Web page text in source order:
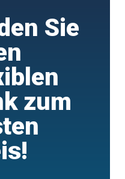
Sie
zum